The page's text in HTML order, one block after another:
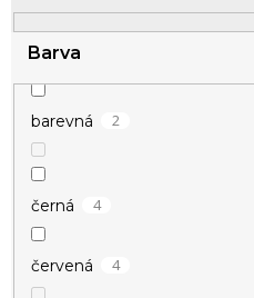
t
ů Barva
barevná 2
černá 4
červená 4